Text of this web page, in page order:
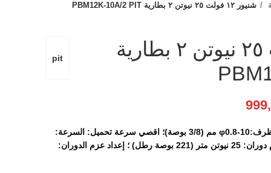
شنيور ١٢ فولت ٢٥ نيوتن ٢ بطارية PBM12K-10A/2 PIT
pit
شنيور ١٢ فولت ٢٥ نيوتن ٢ بطارية
الجهد: تيار مستمر 12 فولت. سعة الظرف:φ0.8-10 مم (3/8 بوصة)؛ اقصي سرعة تحميل: السرعة:
0-450/1450 دورة/دقيقة؛ أقصى عزم دوران: 25 نيوتن متر (221 بوصة رطل) ؛ إعداد عزم الدوران: